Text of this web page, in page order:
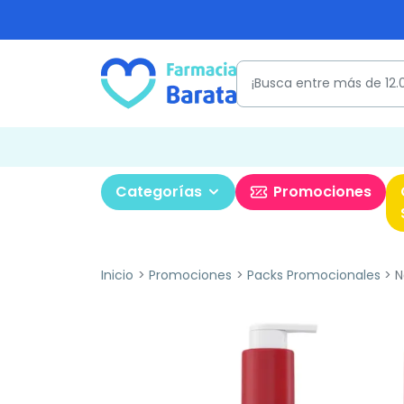
Categorías Promociones
Inicio Promociones Packs Promocionales